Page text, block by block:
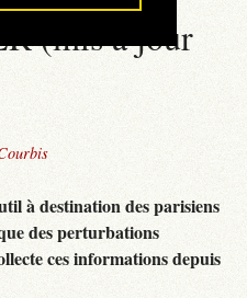
(mis à jour
à destination des parisiens
des perturbations
ces informations depuis